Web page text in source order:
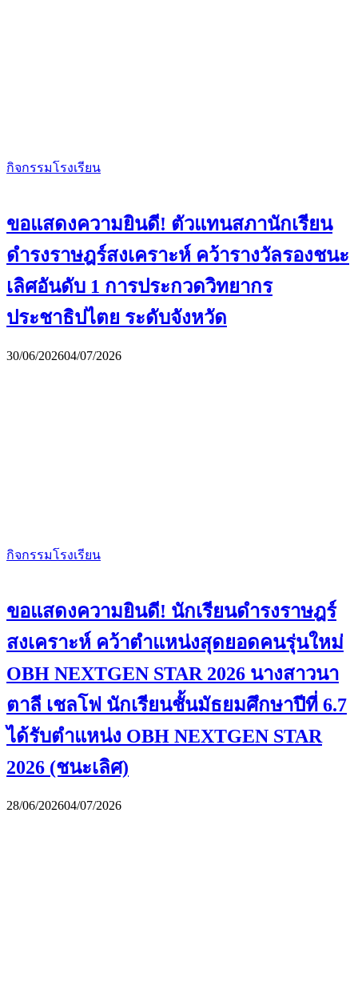
กิจกรรมโรงเรียน
ขอแสดงความยินดี! ตัวแทนสภานักเรียน
ดำรงราษฎร์สงเคราะห์ คว้ารางวัลรองชนะ
เลิศอันดับ 1 การประกวดวิทยากร
ประชาธิปไตย ระดับจังหวัด
30/06/202604/07/2026
กิจกรรมโรงเรียน
ขอแสดงความยินดี! นักเรียนดำรงราษฎร์
สงเคราะห์ คว้าตำแหน่งสุดยอดคนรุ่นใหม่
OBH NEXTGEN STAR 2026 นางสาวนา
ตาลี เชลโฟ นักเรียนชั้นมัธยมศึกษาปีที่ 6.7
ได้รับตำแหน่ง OBH NEXTGEN STAR
2026 (ชนะเลิศ)
28/06/202604/07/2026